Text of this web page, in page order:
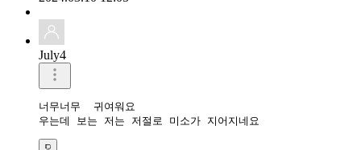
July4
너무너무  귀여워요
우는데 보는 저는 저절로 미소가 지어지네요